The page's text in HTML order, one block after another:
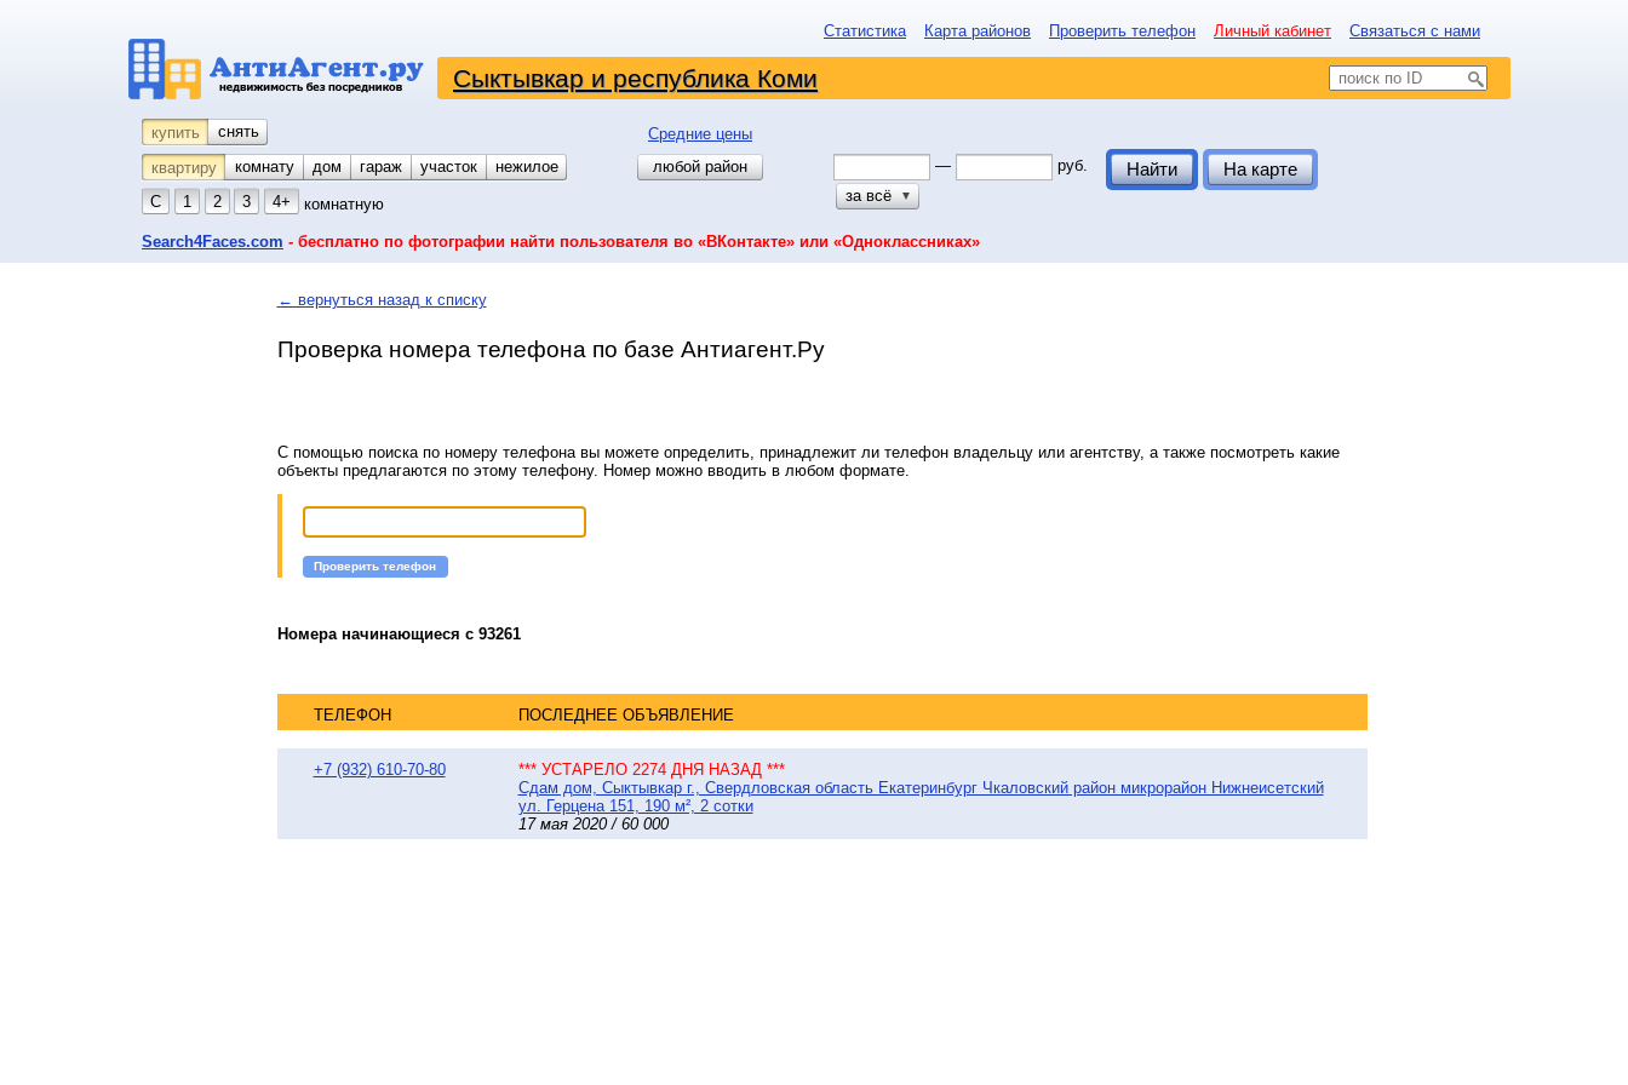
Статистика Карта районов Проверить телефон Личный кабинет Связаться с нами
Сыктывкар и республика Коми
купить снять
Средние цены
квартиру
комнату койко-место
дом гараж участок
нежилое
С
1 2 3 4+ комнатную
любой район —
руб.
за всё
▼
Найти На карте
Search4Faces.com - бесплатно по фотографии найти пользователя во «ВКонтакте» или «Одноклассниках»
← вернуться назад к списку
Проверка номера телефона по базе Антиагент.Ру
С помощью поиска по номеру телефона вы можете определить, принадлежит ли телефон владельцу или агентству, а также посмотреть какие
объекты предлагаются по этому телефону. Номер можно вводить в любом формате.
Проверить телефон
Номера начинающиеся с 93261
ТЕЛЕФОН ПОСЛЕДНЕЕ ОБЪЯВЛЕНИЕ
+7 (932) 610-70-80
*** УСТАРЕЛО 2274 ДНЯ НАЗАД ***
Сдам дом, Сыктывкар г., Свердловская область Екатеринбург Чкаловский район микрорайон Нижнеисетский
ул. Герцена 151, 190 м², 2 сотки
17 мая 2020 / 60 000